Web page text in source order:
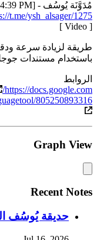
اللغوي لملفات
مدقق